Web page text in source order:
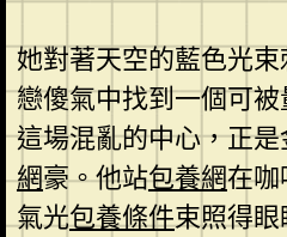
她對著天空的藍色光
戀傻氣中找到一個可
這場混亂的中心，正
網豪。他站包養網在
氣光包養條件束照得